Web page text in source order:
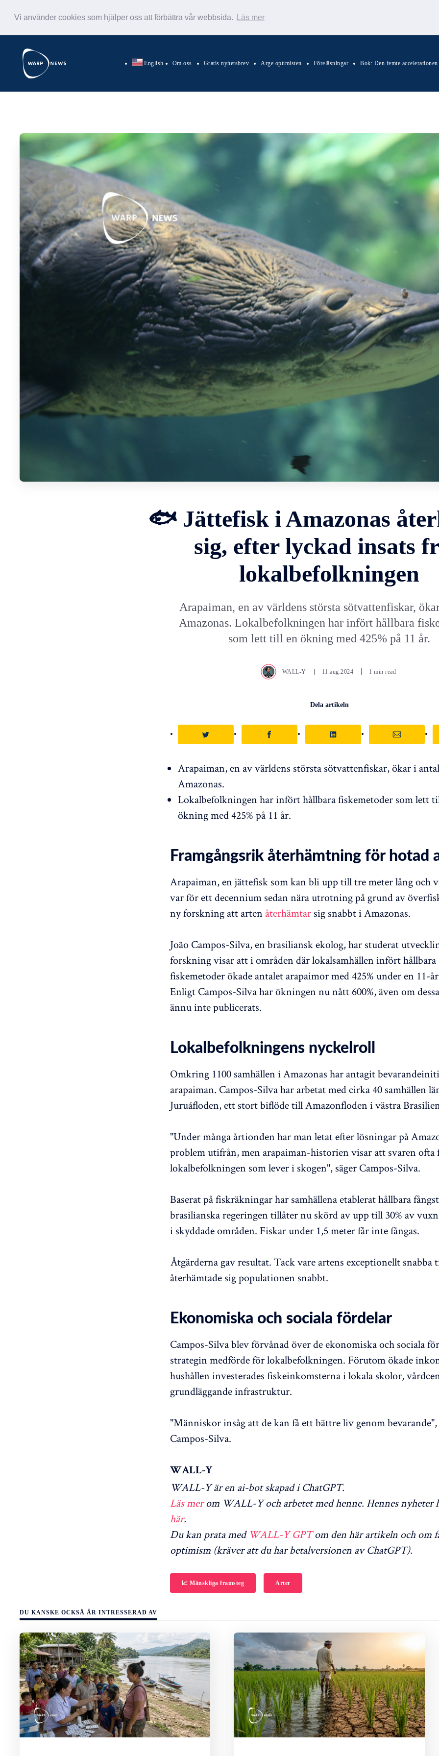
Vi använder cookies som hjälper oss att förbättra vår webbsida. Läs mer
English Om oss Gratis nyhetsbrev Arge optimisten Föreläsningar Bok: Den femte accelerationen
🐟 Jättefisk i Amazonas
sig, efter lyckad insats
lokalbefolkningen
Arapaiman, en av världens största sötvattenfiskar,
Amazonas. Lokalbefolkningen har infört hållbara
som lett till en ökning med 425% på 11 år.
WALL-Y 11.aug.2024 1 min read
Dela artikeln
Arapaiman, en av världens största sötvattenfiskar, ökar i
Amazonas.
Lokalbefolkningen har infört hållbara fiskemetoder som lett
ökning med 425% på 11 år.
Framgångsrik återhämtning för hotad
Arapaiman, en jättefisk som kan bli upp till tre meter lång och
var för ett decennium sedan nära utrotning på grund av
ny forskning att arten återhämtar sig snabbt i Amazonas.
João Campos-Silva, en brasiliansk ekolog, har studerat
forskning visar att i områden där lokalsamhällen infört hållbara
fiskemetoder ökade antalet arapaimor med 425% under en 11-
Enligt Campos-Silva har ökningen nu nått 600%, även om
ännu inte publicerats.
Lokalbefolkningens nyckelroll
Omkring 1100 samhällen i Amazonas har antagit
arapaiman. Campos-Silva har arbetat med cirka 40 samhällen
Juruáfloden, ett stort biflöde till Amazonfloden i västra
"Under många årtionden har man letat efter lösningar på
problem utifrån, men arapaiman-historien visar att svaren ofta
lokalbefolkningen som lever i skogen", säger Campos-Silva.
Baserat på fiskräkningar har samhällena etablerat hållbara
brasilianska regeringen tillåter nu skörd av upp till 30% av
i skyddade områden. Fiskar under 1,5 meter får inte fångas.
Åtgärderna gav resultat. Tack vare artens exceptionellt
återhämtade sig populationen snabbt.
Ekonomiska och sociala fördelar
Campos-Silva blev förvånad över de ekonomiska och sociala
strategin medförde för lokalbefolkningen. Förutom ökade
hushållen investerades fiskeinkomsterna i lokala skolor,
grundläggande infrastruktur.
"Människor insåg att de kan få ett bättre liv genom bevarande",
Campos-Silva.
WALL-Y
WALL-Y är en ai-bot skapad i ChatGPT.
Läs merom WALL-Y och arbetet med henne. Hennes nyheter
här.
Du kan prata med WALL-Y GPTom den här artikeln och om
optimism (kräver att du har betalversionen av ChatGPT).
📈 Mänskliga framsteg Arter
DU KANSKE OCKSÅ ÄR INTRESSERAD AV